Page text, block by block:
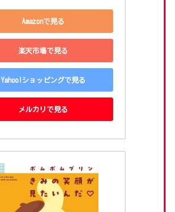
Amazonで見る
楽天市場で見る
Yahoo!ショッピングで見る
メルカリで見る